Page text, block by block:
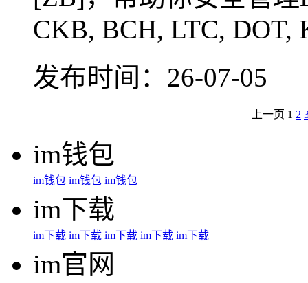
CKB, BCH, LTC, DOT,
发布时间：26-07-05
上一页 1 2
im钱包
im钱包 im钱包 im钱包
im下载
im下载 im下载 im下载 im下载 im下载
im官网